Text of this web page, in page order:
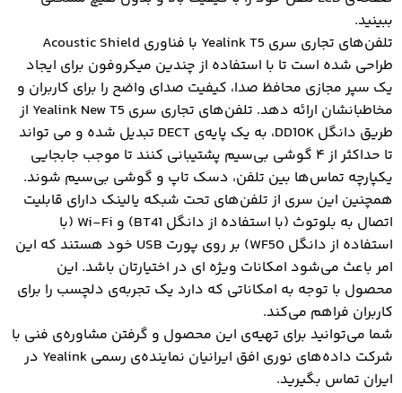
ببینید.
تلفن‌های تجاری سری Yealink T5 با فناوری Acoustic Shield
طراحی شده است تا با استفاده از چندین میکروفون برای ایجاد
یک سپر مجازی محافظ صدا، کیفیت صدای واضح را برای کاربران و
مخاطبانشان ارائه دهد. تلفن‌های تجاری سری Yealink New T5 از
طریق دانگل DD10K، به یک پایه‌ی DECT تبدیل شده و می تواند
تا حداکثر از ۴ گوشی بی‌سیم پشتیبانی کنند تا موجب جابجایی
یکپارچه تماس‌ها بین تلفن، دسک تاپ و گوشی بی‌سیم شوند.
همچنین این سری از تلفن‌های تحت شبکه یالینک دارای قابلیت
اتصال به بلوتوث (با استفاده از دانگل BT41) و Wi-Fi (با
استفاده از دانگل WF50) بر روی پورت USB خود هستند که این
امر باعث می‌شود امکانات ویژه ای در اختیارتان باشد. این
محصول با توجه به امکاناتی که دارد یک تجربه‌ی دلچسب را برای
کاربران فراهم می‌کند.
شما می‌توانید برای تهیه‌ی این محصول و گرفتن مشاوره‌ی فنی با
شرکت داده‌های نوری افق ایرانیان نماینده‌ی رسمی Yealink در
ایران تماس بگیرید.